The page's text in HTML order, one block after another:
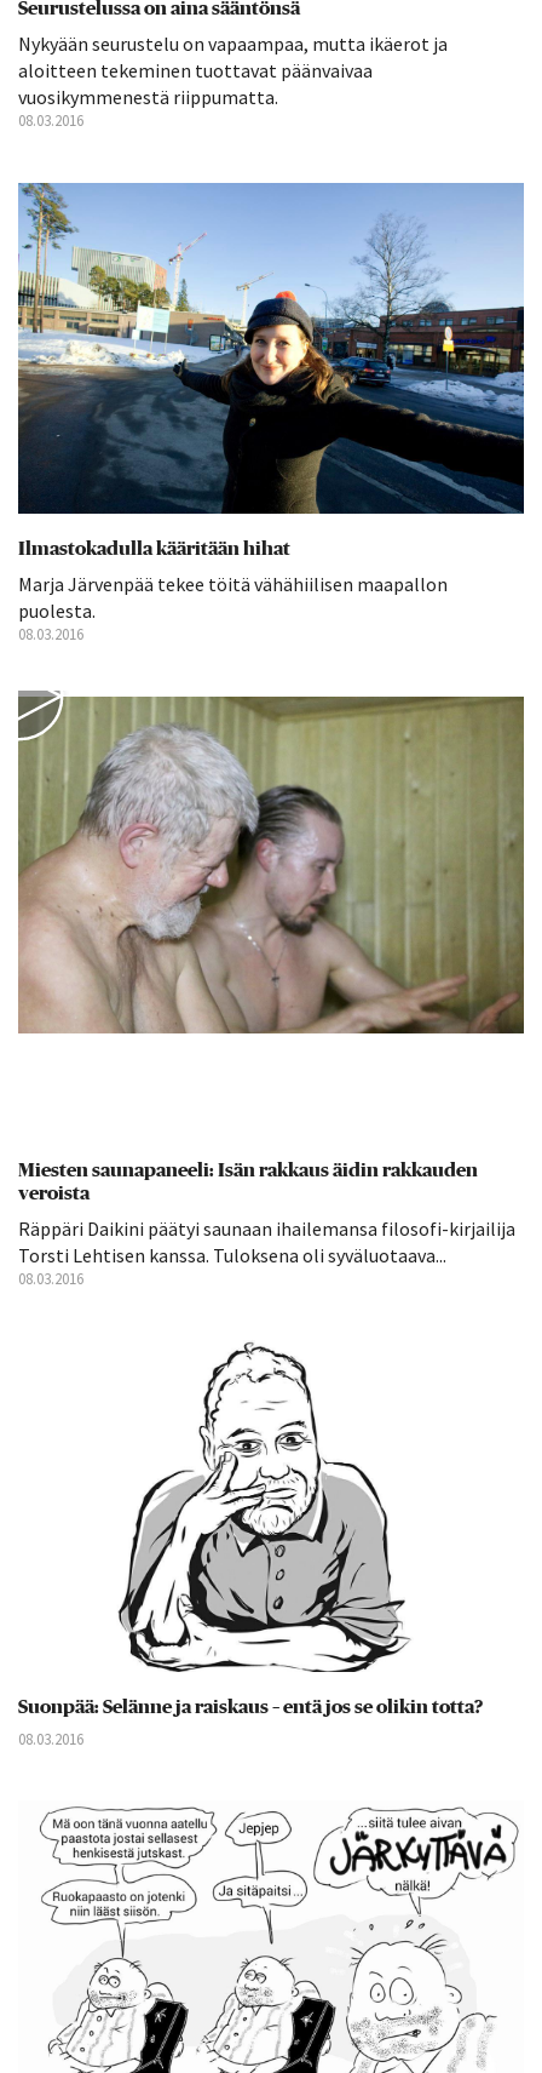
Seurustelussa on aina sääntönsä
Nykyään seurustelu on vapaampaa, mutta ikäerot ja
aloitteen tekeminen tuottavat päänvaivaa
vuosikymmenestä riippumatta.
08.03.2016
Ilmastokadulla kääritään hihat
Marja Järvenpää tekee töitä vähähiilisen maapallon
puolesta.
08.03.2016
Miesten saunapaneeli: Isän rakkaus äidin rakkauden
veroista
Räppäri Daikini päätyi saunaan ihailemansa filosofi-kirjailija
Torsti Lehtisen kanssa. Tuloksena oli syväluotaava...
08.03.2016
Suonpää: Selänne ja raiskaus – entä jos se olikin totta?
08.03.2016